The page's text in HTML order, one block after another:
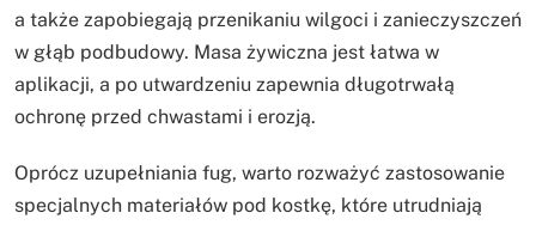
a także zapobiegają przenikaniu wilgoci i zanieczyszczeń
w głąb podbudowy. Masa żywiczna jest łatwa w
aplikacji, a po utwardzeniu zapewnia długotrwałą
ochronę przed chwastami i erozją.
Oprócz uzupełniania fug, warto rozważyć zastosowanie
specjalnych materiałów pod kostkę, które utrudniają